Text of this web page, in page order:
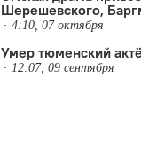
БДТ
Шерешевского,
4:10, 07 октября
Умер тюменский
12:07, 09 сентября